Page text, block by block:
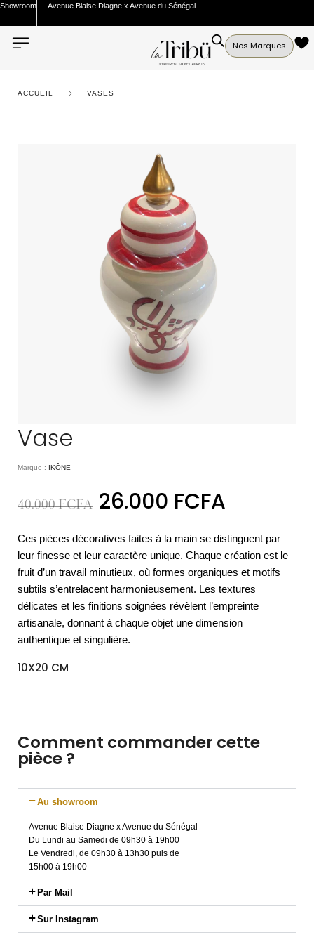
Showroom Avenue Blaise Diagne x Avenue du Sénégal
Nos Marques
ACCUEIL VASES
Vase
Marque : IKÔNE
40.000FCFA 26.000 FCFA
Ces pièces décoratives faites à la main se distinguent par
leur finesse et leur caractère unique. Chaque création est le
fruit d’un travail minutieux, où formes organiques et motifs
subtils s’entrelacent harmonieusement. Les textures
délicates et les finitions soignées révèlent l’empreinte
artisanale, donnant à chaque objet une dimension
authentique et singulière.
10X20 CM
Comment commander cette
pièce ?
Au showroom
Avenue Blaise Diagne x Avenue du Sénégal
Du Lundi au Samedi de 09h30 à 19h00
Le Vendredi, de 09h30 à 13h30 puis de
15h00 à 19h00
Par Mail
Sur Instagram